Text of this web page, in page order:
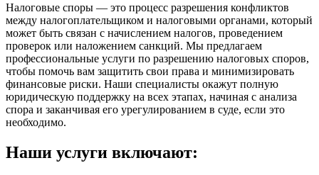
Налоговые споры — это процесс разрешения конфликтов
между налогоплательщиком и налоговыми органами, который
может быть связан с начислением налогов, проведением
проверок или наложением санкций. Мы предлагаем
профессиональные услуги по разрешению налоговых споров,
чтобы помочь вам защитить свои права и минимизировать
финансовые риски. Наши специалисты окажут полную
юридическую поддержку на всех этапах, начиная с анализа
спора и заканчивая его урегулированием в суде, если это
необходимо.
Наши услуги включают: